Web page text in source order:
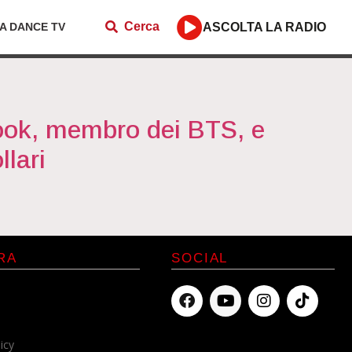
DANCE TV Cerca ASCOLTA LA RADIO
membro dei BTS, e
SOCIAL